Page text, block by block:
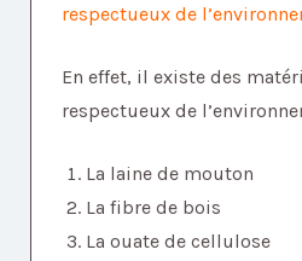
respectueux de
En effet, il existe des
respectueux de
La laine de mouton
La fibre de bois
La ouate de cellulose